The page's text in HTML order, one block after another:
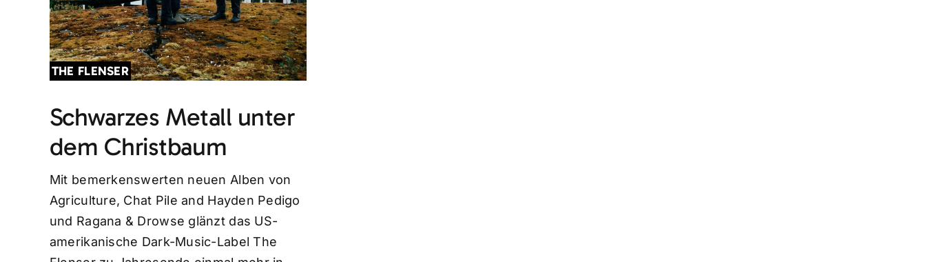
THE FLENSER
Schwarzes Metall unter
dem Christbaum
Mit bemerkenswerten neuen Alben von
Agriculture, Chat Pile and Hayden Pedigo
und Ragana & Drowse glänzt das US-
amerikanische Dark-Music-Label The